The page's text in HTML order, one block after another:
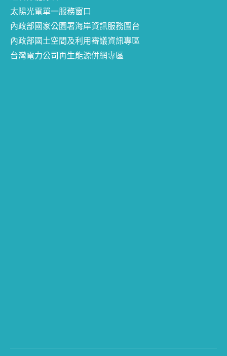
太陽光電單一服務窗口
內政部國家公園署海岸資訊服務圖台
內政部國土空間及利用審議資訊專區
台灣電力公司再生能源併網專區